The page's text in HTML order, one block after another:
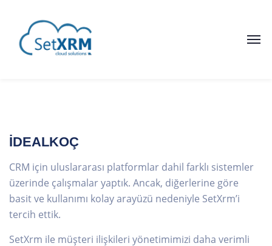
İDEALKOÇ
CRM için uluslararası platformlar dahil farklı sistemler
üzerinde çalışmalar yaptık. Ancak, diğerlerine göre
basit ve kullanımı kolay arayüzü nedeniyle SetXrm’i
tercih ettik.
SetXrm ile müşteri ilişkileri yönetimimizi daha verimli